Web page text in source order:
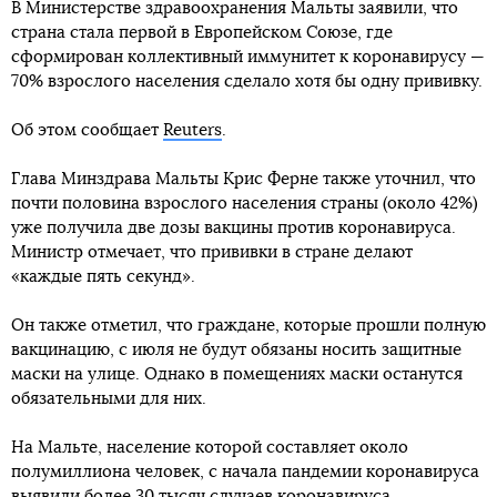
В Министерстве здравоохранения Мальты заявили, что
страна стала первой в Европейском Союзе, где
сформирован коллективный иммунитет к коронавирусу —
70% взрослого населения сделало хотя бы одну прививку.
Об этом сообщает Reuters
Глава Минздрава Мальты Крис Ферне также уточнил, что
почти половина взрослого населения страны (около 42%)
уже получила две дозы вакцины против коронавируса.
Министр отмечает, что прививки в стране делают
«каждые пять секунд».
Он также отметил, что граждане, которые прошли полную
вакцинацию, с июля не будут обязаны носить защитные
маски на улице. Однако в помещениях маски останутся
обязательными для них.
На Мальте, население которой составляет около
полумиллиона человек, с начала пандемии коронавируса